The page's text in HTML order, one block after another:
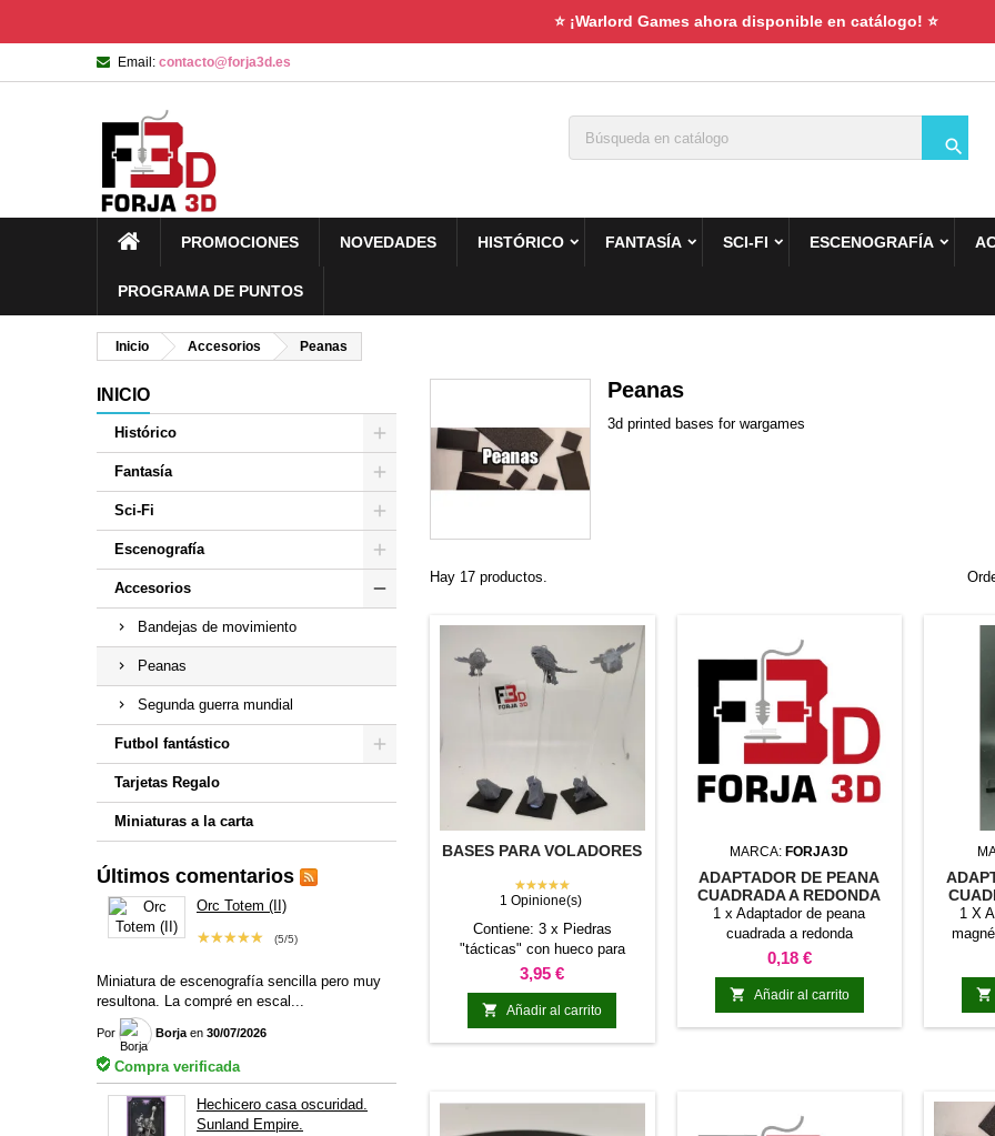
⭐ ¡Warlord Games ahora disponible en catálogo! ⭐
Email: contacto@forja3d.es

PROMOCIONES NOVEDADES HISTÓRICO FANTASÍA SCI-FI ESCENOGRAFÍA
PROGRAMA DE PUNTOS
Inicio Accesorios Peanas
INICIO
Histórico
Fantasía
Sci-Fi
Escenografía
Accesorios
Bandejas de movimiento
Peanas
Segunda guerra mundial
Futbol fantástico
Tarjetas Regalo
Miniaturas a la carta
Últimos comentarios
Orc Totem (II)
(5/5)
★★★★★
Miniatura de escenografía sencilla pero muy
resultona. La compré en escal...
Por Borja en 30/07/2026
Compra verificada
Hechicero casa oscuridad.
Sunland Empire.
Peanas
3d printed bases for wargames
Hay 17 productos.
BASES PARA VOLADORES
★★★★★
1 Opinione(s)
Contiene: 3 x Piedras
"tácticas" con hueco para
varilla (no requiere pegamento)
15cm Peanas de plástico y
torsos de halcones no incluidos
Precio
3,95 €
 Añadir al carrito
MARCA:FORJA3D
ADAPTADOR DE PEANA
CUADRADA A REDONDA
1 x Adaptador de peana
cuadrada a redonda
Precio
0,18 €
 Añadir al carrito
1 X
